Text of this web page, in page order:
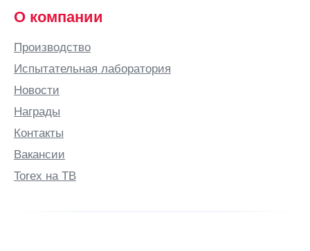
Бугуруслан
Буденновск
Бузулук
Бутурлино
В
Валдай
Великие
Луки
О компании
Производство
Испытательная лаборатория
Новости
Награды
Контакты
Вакансии
Torex на ТВ